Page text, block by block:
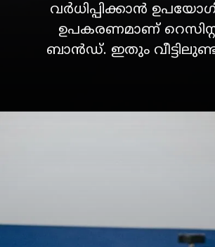
വർധിപ്പിക്കാൻ
ഉപകരണമാണ്